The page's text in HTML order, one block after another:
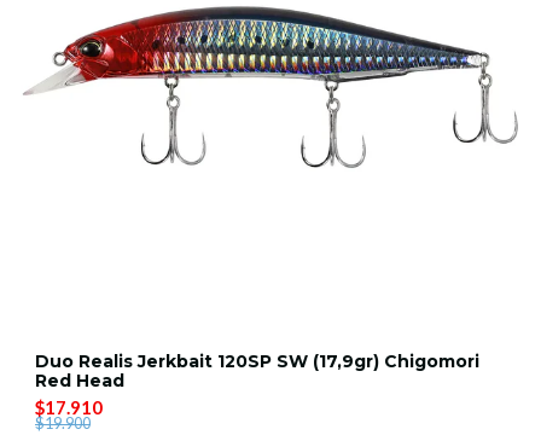
Duo Realis Jerkbait 120SP SW (17,9gr) Chigomori
Red Head
$17.910
$19.900